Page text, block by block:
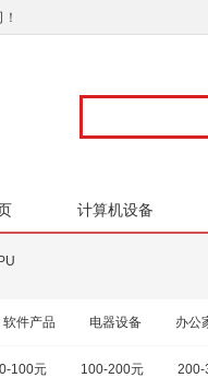
计算机设备
软件产品 电器设备 办公
100元 100-200元 200-